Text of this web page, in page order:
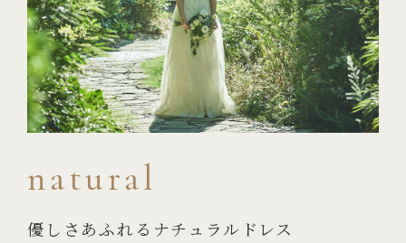
natural
優しさあふれるナチュラルドレス